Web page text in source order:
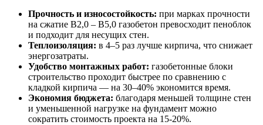
Прочность и износостойкость: при марках прочности
на сжатие В2,0 – В5,0 газобетон превосходит пеноблок
и подходит для несущих стен.
Теплоизоляция: в 4–5 раз лучше кирпича, что снижает
энергозатраты.
Удобство монтажных работ: газобетонные блоки
строительство проходит быстрее по сравнению с
кладкой кирпича — на 30–40% экономится время.
Экономия бюджета: благодаря меньшей толщине стен
и уменьшенной нагрузке на фундамент можно
сократить стоимость проекта на 15-20%.